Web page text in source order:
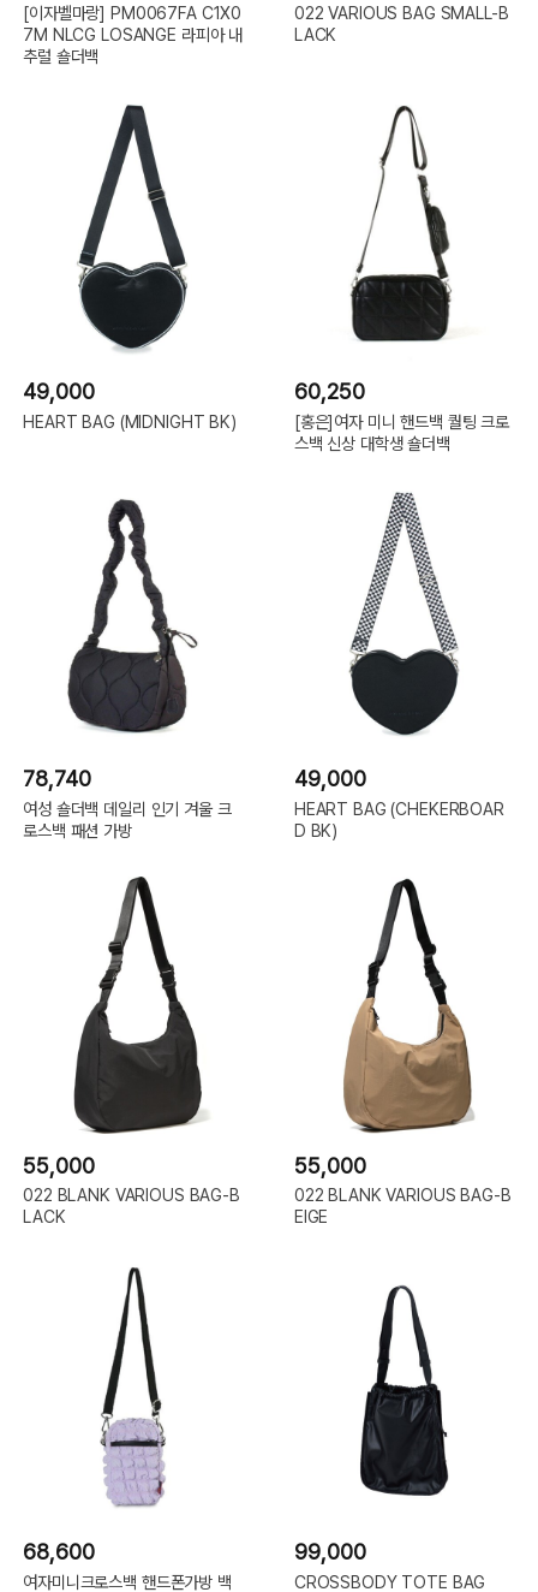
[이자벨마랑] PM0067FA C1X0
7M NLCG LOSANGE 라피아 내
추럴 숄더백
022 VARIOUS BAG SMALL-B
LACK
49,000
HEART BAG (MIDNIGHT BK)
60,250
[홍은]여자 미니 핸드백 퀄팅 크로
스백 신상 대학생 숄더백
78,740
여성 숄더백 데일리 인기 겨울 크
로스백 패션 가방
49,000
HEART BAG (CHEKERBOAR
D BK)
55,000
022 BLANK VARIOUS BAG-B
LACK
55,000
022 BLANK VARIOUS BAG-B
EIGE
68,600
여자미니크로스백 핸드폰가방 백
99,000
CROSSBODY TOTE BAG